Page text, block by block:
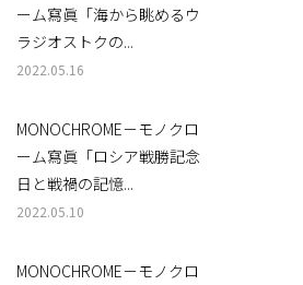
ーム寫眞「海から眺めるウ
ラジオストクの...
2022.05.16
MONOCHROME－モノクロ
ーム寫眞「ロシア戦勝記念
日と戦禍の記憶...
2022.05.10
MONOCHROME－モノクロ